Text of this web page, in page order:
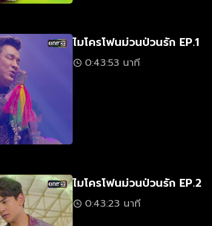
ไมโครโฟนม่วนป่วนรัก EP.1
0:43:53 นาที
ไมโครโฟนม่วนป่วนรัก EP.2
0:43:23 นาที